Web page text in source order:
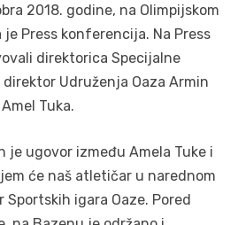
2018. godine, na Olimpijskom
Press konferencija. Na Press
direktorica Specijalne
direktor Udruženja Oaza Armin
Tuka.
je ugovor između Amela Tuke i
će naš atletičar u narednom
igara Oaze. Pored